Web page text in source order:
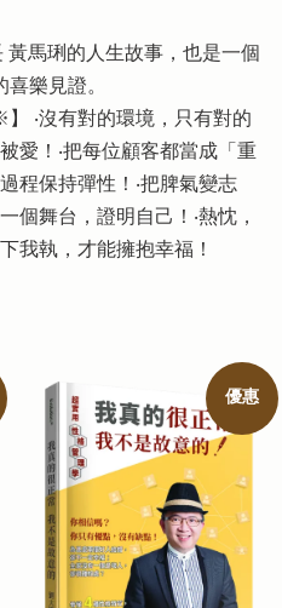
馬琍的人生故事，也是一個
樂見證。
‧沒有對的環境，只有對的
愛！‧把每位顧客都當成「重
程保持彈性！‧把脾氣變志
個舞台，證明自己！‧熱忱，
我執，才能擁抱幸福！
優惠